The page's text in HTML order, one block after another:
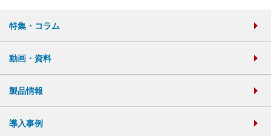
特集・コラム
動画・資料
製品情報
導入事例